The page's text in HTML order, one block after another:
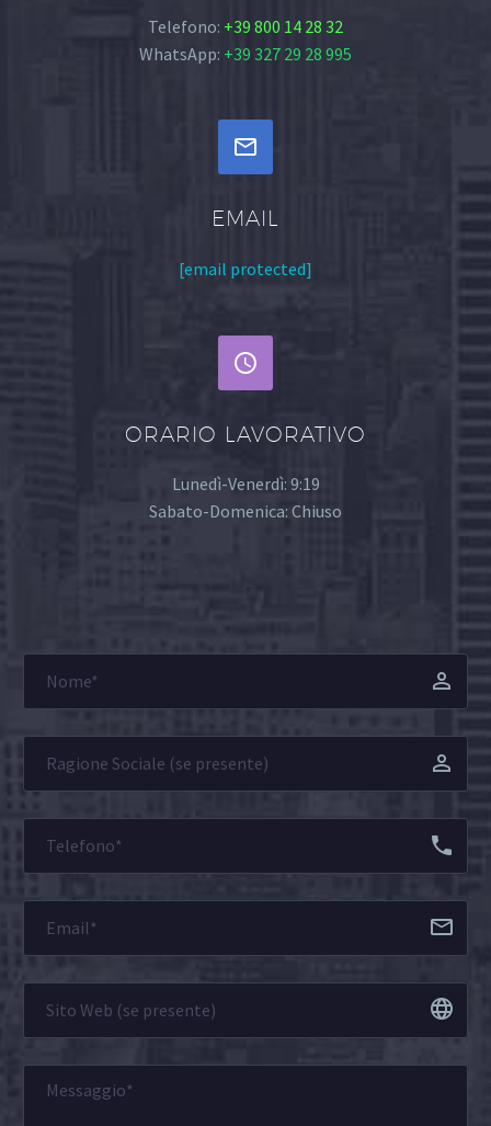
Telefono: +39 800 14 28 32
WhatsApp: +39 327 29 28 995


EMAIL
[email protected]


ORARIO LAVORATIVO
Lunedì-Venerdì: 9:19
Sabato-Domenica: Chiuso